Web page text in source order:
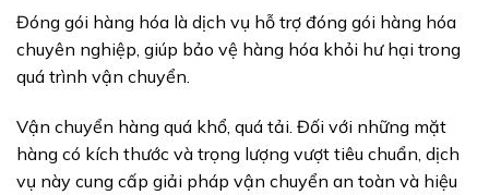
Đóng gói hàng hóa là dịch vụ hỗ trợ đóng gói hàng hóa
chuyên nghiệp, giúp bảo vệ hàng hóa khỏi hư hại trong
quá trình vận chuyển.
Vận chuyển hàng quá khổ, quá tải. Đối với những mặt
hàng có kích thước và trọng lượng vượt tiêu chuẩn, dịch
vụ này cung cấp giải pháp vận chuyển an toàn và hiệu